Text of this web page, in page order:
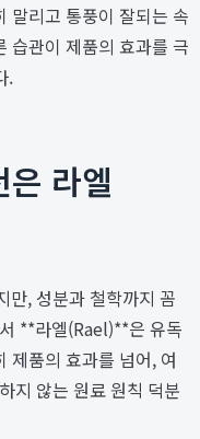
말리고 통풍이 잘되는 속
습관이 제품의 효과를 극
.
라엘
만, 성분과 철학까지 꼼
**라엘(Rael)**은 유독
제품의 효과를 넘어, 여
지 않는 원료 원칙 덕분